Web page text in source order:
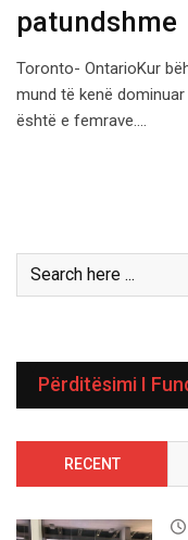
patundshme
Toronto- OntarioKur
mund të kenë
është e femrave.…
Përditësimi I
RECENT